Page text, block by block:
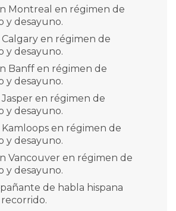
Montreal en régimen de
y desayuno.
Calgary en régimen de
y desayuno.
Banff en régimen de
y desayuno.
Jasper en régimen de
y desayuno.
Kamloops en régimen de
y desayuno.
Vancouver en régimen de
y desayuno.
de habla hispana